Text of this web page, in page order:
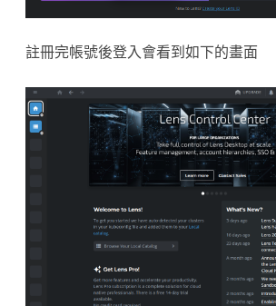
註冊完帳號後登入會看到如下的畫面